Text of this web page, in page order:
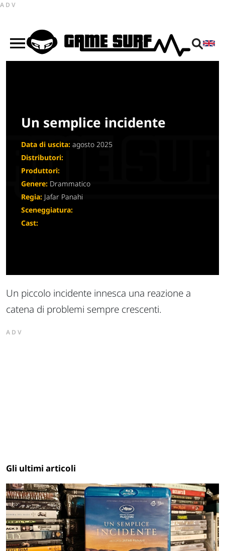
ADV
Un semplice incidente
Data di uscita: agosto 2025
Distributori:
Produttori:
Genere: Drammatico
Regia: Jafar Panahi
Sceneggiatura:
Cast:
Un piccolo incidente innesca una reazione a
catena di problemi sempre crescenti.
ADV
Gli ultimi articoli